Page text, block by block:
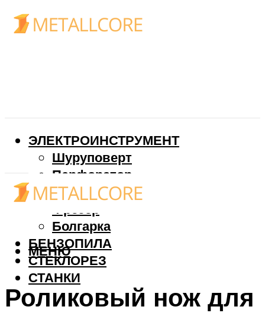
ЭЛЕКТРОИНСТРУМЕНТ
Шуруповерт
Перфоратор
Дрель
Фрезер
Болгарка
БЕНЗОПИЛА
СТЕКЛОРЕЗ
СТАНКИ
МЕНЮ
Роликовый нож для